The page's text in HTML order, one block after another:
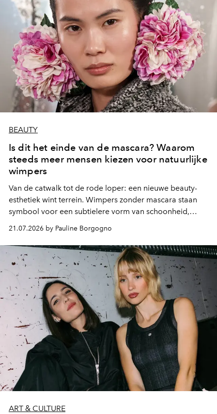
BEAUTY
Is dit het einde van de mascara? Waarom
steeds meer mensen kiezen voor natuurlijke
wimpers
Van de catwalk tot de rode loper: een nieuwe beauty-
esthetiek wint terrein. Wimpers zonder mascara staan
symbool voor een subtielere vorm van schoonheid,
waarin zelfvertrouwen belangrijker is dan een overvloed
aan make-up.
21.07.2026 by Pauline Borgogno
ART & CULTURE